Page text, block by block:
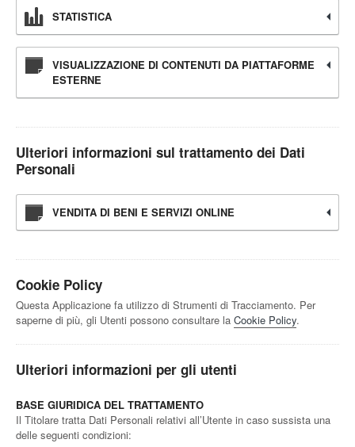
STATISTICA
VISUALIZZAZIONE DI CONTENUTI DA PIATTAFORME
ESTERNE
Ulteriori informazioni sul trattamento dei Dati
Personali
VENDITA DI BENI E SERVIZI ONLINE
Cookie Policy
Questa Applicazione fa utilizzo di Strumenti di Tracciamento. Per
saperne di più, gli Utenti possono consultare la Cookie Policy.
Ulteriori informazioni per gli utenti
BASE GIURIDICA DEL TRATTAMENTO
Il Titolare tratta Dati Personali relativi all’Utente in caso sussista una
delle seguenti condizioni: